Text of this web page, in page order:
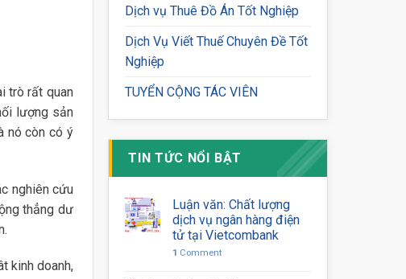
trò rất quan
lượng sản
nó còn có ý
nghiên cứu
thẳng dư
kinh doanh,
Dịch vụ Thuê Đồ Án Tốt Nghiệp
Dịch Vụ Viết Thuế Chuyên Đề Tốt
Nghiệp
TUYỂN CỘNG TÁC VIÊN
TIN TỨC NỔI BẬT
Luận văn: Chất lượng
dịch vụ ngân hàng điện
tử tại Vietcombank
1 Comment